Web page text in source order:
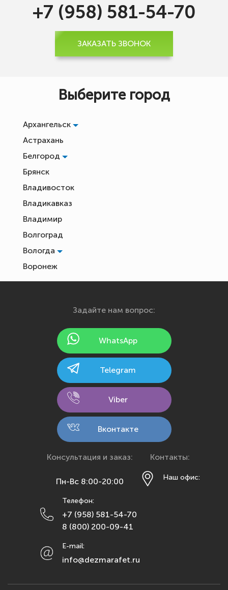
+7 (958) 581-54-70
ЗАКАЗАТЬ ЗВОНОК
Выберите город
Архангельск
Астрахань
Белгород
Брянск
Владивосток
Владикавказ
Владимир
Волгоград
Вологда
Воронеж
Екатеринбург
Йошкар-Ола
Калининград
Кемерово
Кострома
Краснодар
Красноярск
Махачкала
Москва
Набережные Челны
Нижний Новгород
Задайте нам вопрос:
WhatsApp
Telegram
Viber
Вконтакте
Консультация и заказ:
Пн-Вс 8:00-20:00
Телефон:
+7 (958) 581-54-70
8 (800) 200-09-41
E-mail:
info@dezmarafet.ru
Контакты:
Наш офис: